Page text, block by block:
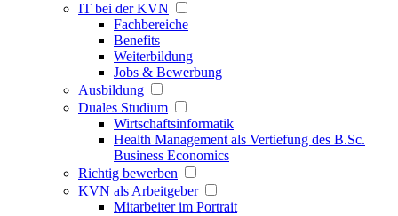
IT bei der KVN
Fachbereiche
Benefits
Weiterbildung
Jobs & Bewerbung
Ausbildung
Duales Studium
Wirtschaftsinformatik
Health Management als Vertiefung des B.Sc.
Business Economics
Richtig bewerben
KVN als Arbeitgeber
Mitarbeiter im Portrait